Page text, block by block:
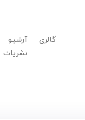
گالری
آرشیو
نشریات